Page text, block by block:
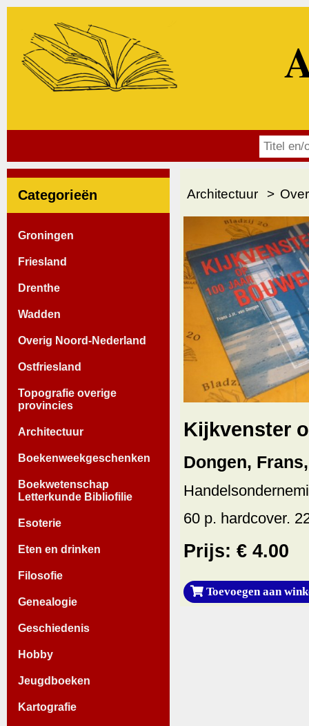
Categorieën
Groningen
Friesland
Drenthe
Wadden
Overig Noord-Nederland
Ostfriesland
Topografie overige
provincies
Architectuur
Boekenweekgeschenken
Boekwetenschap
Letterkunde Bibliofilie
Esoterie
Eten en drinken
Filosofie
Genealogie
Geschiedenis
Hobby
Jeugdboeken
Kartografie
Architectuur
Kijkvenster
Dongen,
60 p. hardcover.
Prijs: € 4.00
Toevoegen aan